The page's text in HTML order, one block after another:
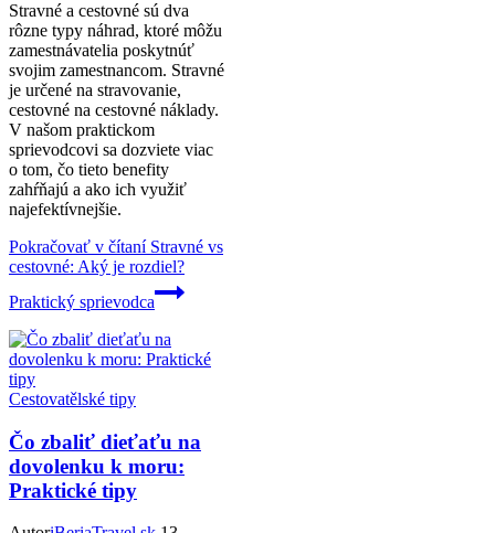
Stravné a cestovné sú dva
rôzne typy náhrad, ktoré môžu
zamestnávatelia poskytnúť
svojim zamestnancom. Stravné
je určené na stravovanie,
cestovné na cestovné náklady.
V našom praktickom
sprievodcovi sa dozviete viac
o tom, čo tieto benefity
zahŕňajú a ako ich využiť
najefektívnejšie.
Pokračovať v čítaníStravné vs
cestovné: Aký je rozdiel?
Praktický sprievodca
Cestovatělské tipy
Čo zbaliť dieťaťu na
dovolenku k moru:
Praktické tipy